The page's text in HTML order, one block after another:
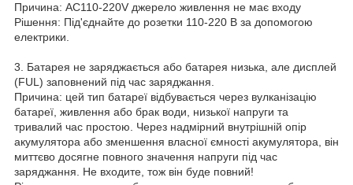
Причина: AC110-220V джерело живлення не має входу
Рішення: Під'єднайте до розетки 110-220 В за допомогою
електрики.
3. Батарея не заряджається або батарея низька, але дисплей
(FUL) заповнений під час заряджання.
Причина: цей тип батареї відбувається через вулканізацію
батареї, живлення або брак води, низької напруги та
тривалий час простою. Через надмірний внутрішній опір
акумулятора або зменшення власної ємності акумулятора, він
миттєво досягне повного значення напруги під час
заряджання. Не входите, тож він буде повний!